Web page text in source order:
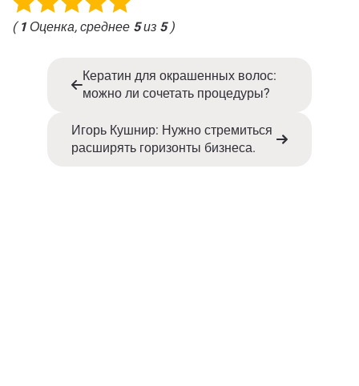
( 1 Оценка, среднее 5из 5)
Кератин для окрашенных волос:
можно ли сочетать процедуры?
Игорь Кушнир: Нужно стремиться
расширять горизонты бизнеса.